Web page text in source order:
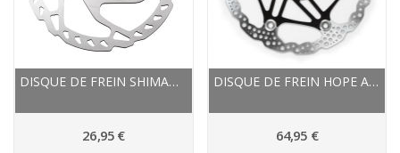
DISQUE DE FREIN SHIMANO ACIER INOX MONOBLOC ZEE...
26,95 €
DISQUE DE FREIN HOPE ACIER INOX NEW STANDARD
64,95 €